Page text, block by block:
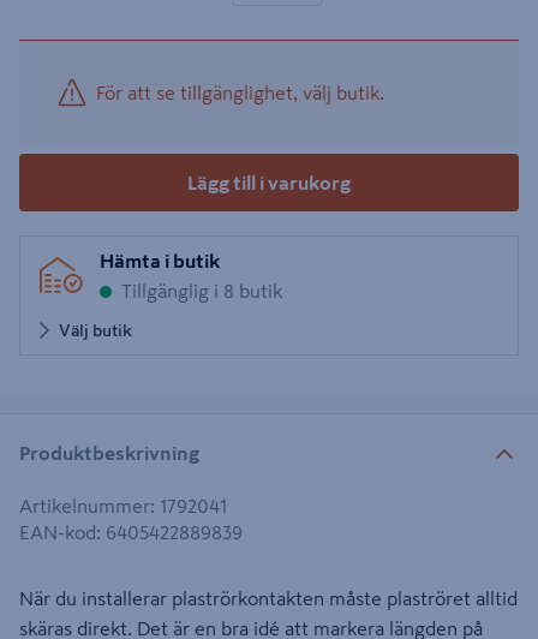
För att se tillgänglighet, välj butik.
Lägg till i varukorg
Hämta i butik
Tillgänglig i 8 butik
Välj butik
Produktbeskrivning
Artikelnummer: 1792041
EAN-kod: 6405422889839
När du installerar plaströrkontakten måste plaströret alltid
skäras direkt. Det är en bra idé att markera längden på